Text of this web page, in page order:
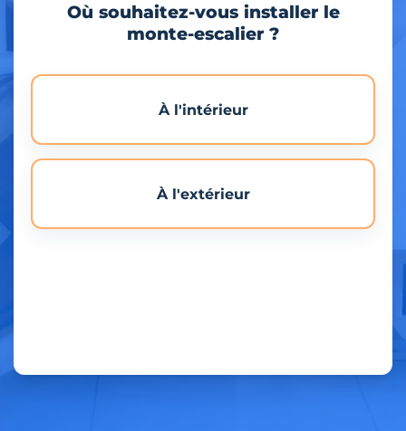
Où souhaitez-vous installer le
monte-escalier ?
À l'intérieur
À l'extérieur